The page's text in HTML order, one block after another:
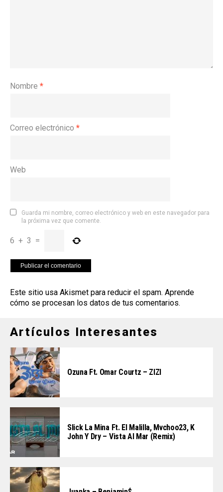
Nombre *
Correo electrónico *
Web
Guarda mi nombre, correo electrónico y web en este navegador para
la próxima vez que comente.
6 + 3 =
Este sitio usa Akismet para reducir el spam. Aprende
cómo se procesan los datos de tus comentarios.
Artículos Interesantes
Ozuna Ft. Omar Courtz – ZIZI
Slick La Mina Ft. El Malilla, Mvchoo23, K
John Y Dry – Vista Al Mar (Remix)